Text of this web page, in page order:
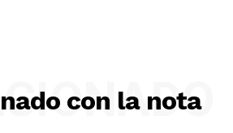
con la nota